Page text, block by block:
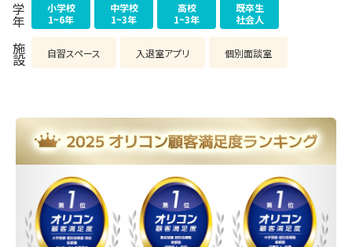
学年
小学校
1~6年
中学校
1~3年
高校
1~3年
既卒生
社会人
施設 自習スペース 入退室アプリ 個別面談室